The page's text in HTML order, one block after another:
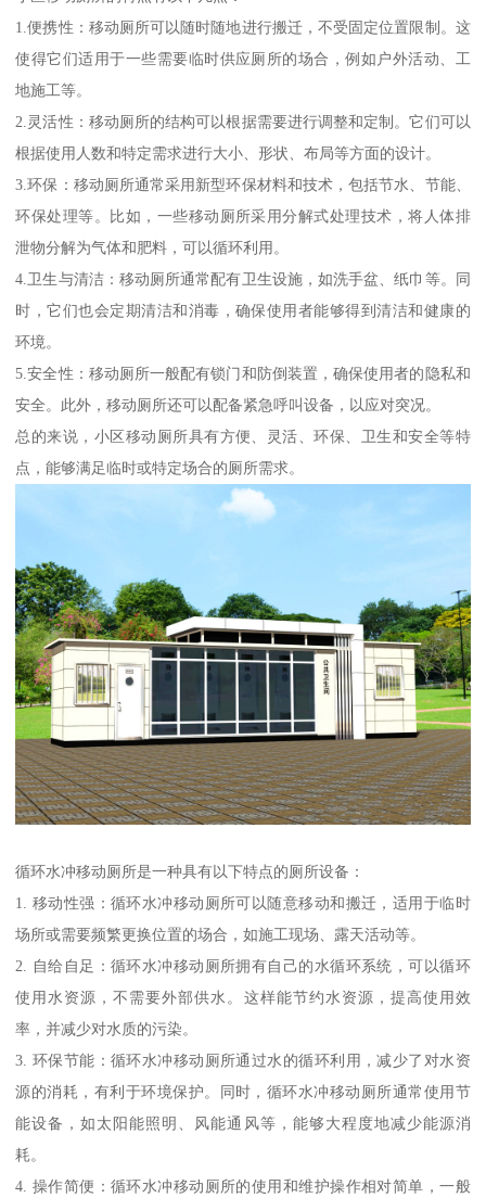
1.便携性：移动厕所可以随时随地进行搬迁，不受固定位置限制。这
使得它们适用于一些需要临时供应厕所的场合，例如户外活动、工
地施工等。
2.灵活性：移动厕所的结构可以根据需要进行调整和定制。它们可以
根据使用人数和特定需求进行大小、形状、布局等方面的设计。
3.环保：移动厕所通常采用新型环保材料和技术，包括节水、节能、
环保处理等。比如，一些移动厕所采用分解式处理技术，将人体排
泄物分解为气体和肥料，可以循环利用。
4.卫生与清洁：移动厕所通常配有卫生设施，如洗手盆、纸巾等。同
时，它们也会定期清洁和消毒，确保使用者能够得到清洁和健康的
环境。
5.安全性：移动厕所一般配有锁门和防倒装置，确保使用者的隐私和
安全。此外，移动厕所还可以配备紧急呼叫设备，以应对突况。
总的来说，小区移动厕所具有方便、灵活、环保、卫生和安全等特
点，能够满足临时或特定场合的厕所需求。
循环水冲移动厕所是一种具有以下特点的厕所设备：
1. 移动性强：循环水冲移动厕所可以随意移动和搬迁，适用于临时
场所或需要频繁更换位置的场合，如施工现场、露天活动等。
2. 自给自足：循环水冲移动厕所拥有自己的水循环系统，可以循环
使用水资源，不需要外部供水。这样能节约水资源，提高使用效
率，并减少对水质的污染。
3. 环保节能：循环水冲移动厕所通过水的循环利用，减少了对水资
源的消耗，有利于环境保护。同时，循环水冲移动厕所通常使用节
能设备，如太阳能照明、风能通风等，能够大程度地减少能源消
耗。
4. 操作简便：循环水冲移动厕所的使用和维护操作相对简单，一般